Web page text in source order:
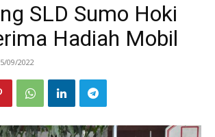
SLD Sumo Hoki
Hadiah Mobil
09/2022